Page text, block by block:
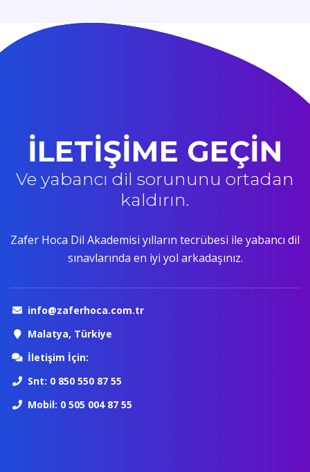
İLETİŞİME GEÇİN
Ve yabancı dil sorununu ortadan
kaldırın.
Zafer Hoca Dil Akademisi yılların tecrübesi ile yabancı dil
sınavlarında en iyi yol arkadaşınız.
info@zaferhoca.com.tr
Malatya, Türkiye
İletişim İçin:
Snt: 0 850 550 87 55
Mobil: 0 505 004 87 55